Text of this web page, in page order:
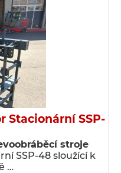
Stacionární SSP-
stroje
SSP-48 sloužící k
…